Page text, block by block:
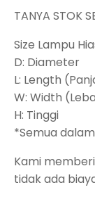
TANYA STOK
Size Lampu
D: Diameter
L: Length
W: Width
H: Tinggi
*Semua
Kami
tidak ada